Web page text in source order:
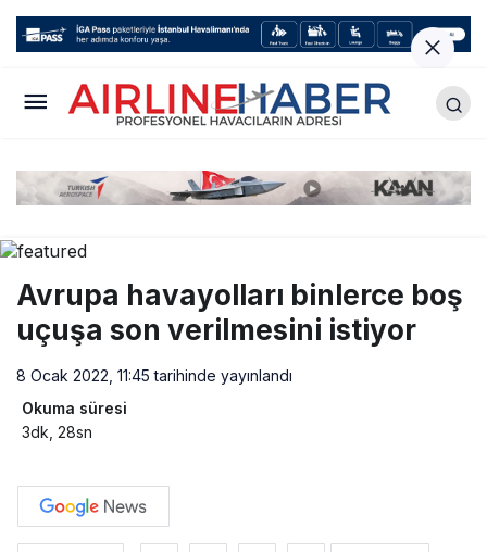
Avrupa havayolları binlerce boş
uçuşa son verilmesini istiyor
8 Ocak 2022, 11:45 tarihinde yayınlandı
Okuma süresi
3dk, 28sn